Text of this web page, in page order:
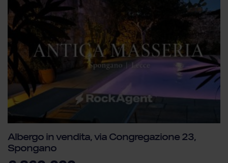
Albergo in vendita, via Congregazione 23,
Spongano